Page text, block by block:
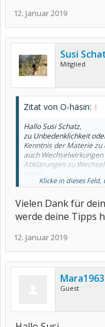
12. Januar 2019
Susi
Mitglied
Zitat von O-häsin: ↑
Hallo Susi Schatz,
zu Unbedenklichkeit
Kenntnis der Materie zu
auch
Abklärungen zu
https://
Ist bei der Liste Deiner
machbar. Sonst frag
LG häsin
Klicke in dieses
Vielen Dank für
werde deine Tipps
12. Januar 2019
Mara1963
Guest